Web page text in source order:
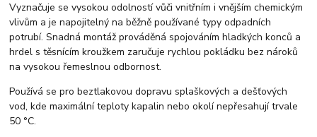
Vyznačuje se vysokou odolností vůči vnitřním i vnějším chemickým
vlivům a je napojitelný na běžně používané typy odpadních
potrubí. Snadná montáž prováděná spojováním hladkých konců a
hrdel s těsnícím kroužkem zaručuje rychlou pokládku bez nároků
na vysokou řemeslnou odbornost.
Používá se pro beztlakovou dopravu splaškových a dešťových
vod, kde maximální teploty kapalin nebo okolí nepřesahují trvale
50 °C.